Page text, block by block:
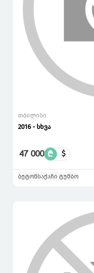
თბილისი
2016 - სხვა
47 000 ₾ $
ბეტონსაქაჩი ტუმბო